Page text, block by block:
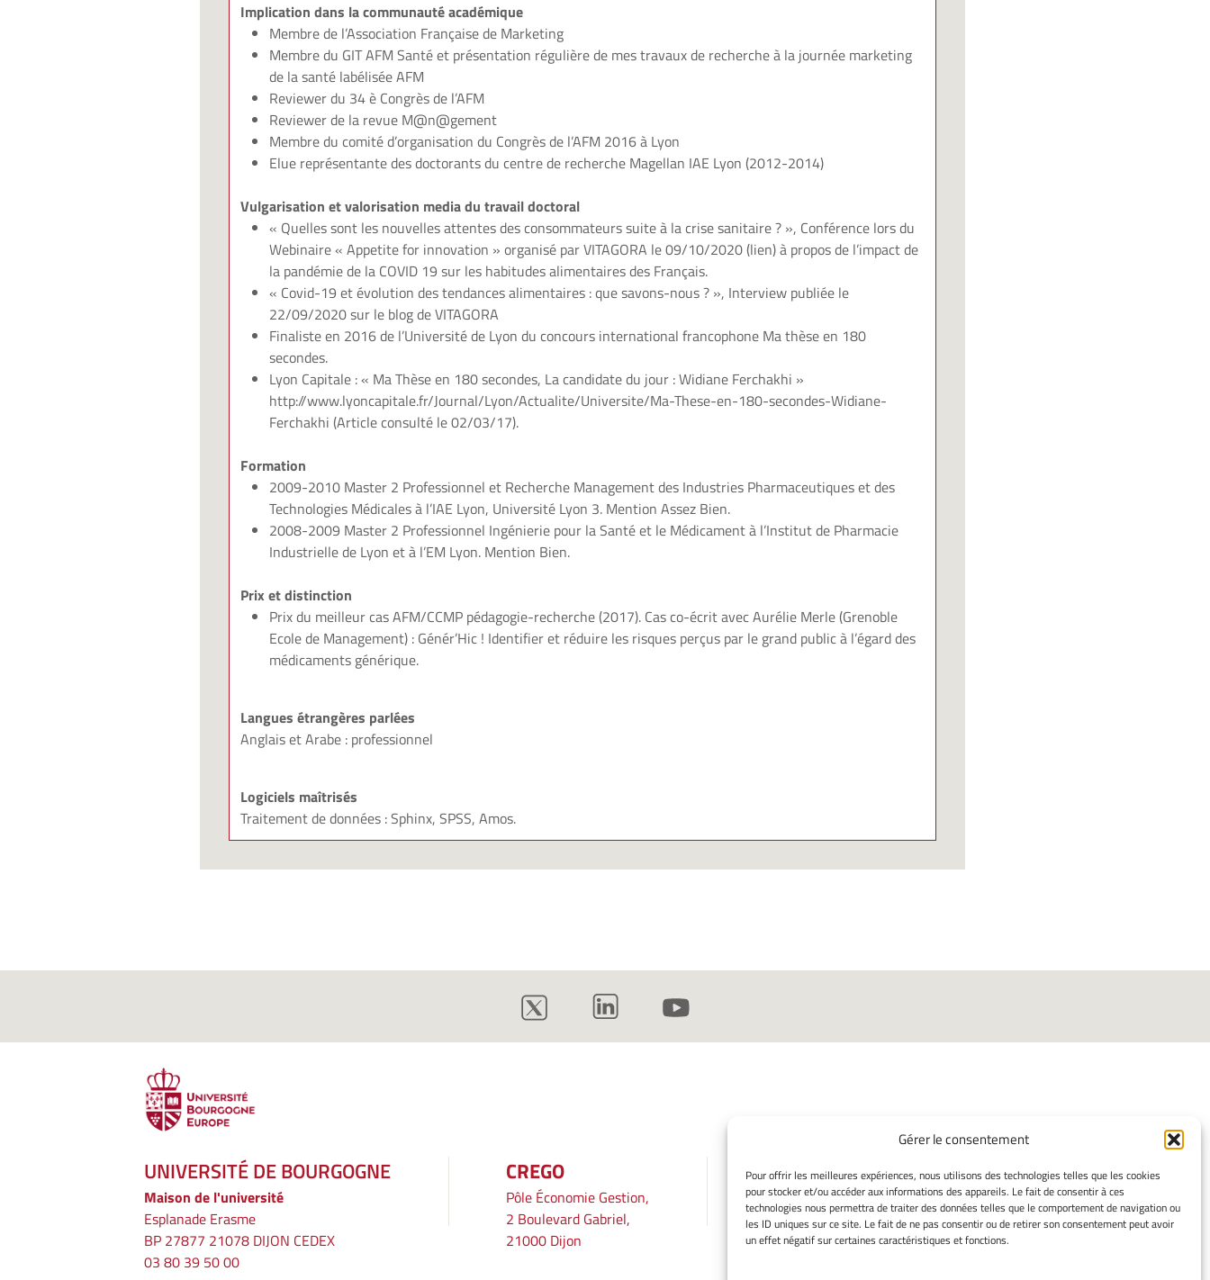
Gérer le consentement
Pour offrir les meilleures expériences, nous utilisons des technologies telles que les cookies
pour stocker et/ou accéder aux informations des appareils. Le fait de consentir à ces
technologies nous permettra de traiter des données telles que le comportement de navigation ou
les ID uniques sur ce site. Le fait de ne pas consentir ou de retirer son consentement peut avoir
un effet négatif sur certaines caractéristiques et fonctions.
Implication dans la communauté académique
Membre de l’Association Française de Marketing
Membre du GIT AFM Santé et présentation régulière de mes travaux de recherche à la journée marketing
de la santé labélisée AFM
Reviewer du 34 è Congrès de l’AFM
Reviewer de la revue M@n@gement
Membre du comité d’organisation du Congrès de l’AFM 2016 à Lyon
Elue représentante des doctorants du centre de recherche Magellan IAE Lyon (2012-2014)
Vulgarisation et valorisation media du travail doctoral
« Quelles sont les nouvelles attentes des consommateurs suite à la crise sanitaire ? », Conférence lors du
Webinaire « Appetite for innovation » organisé par VITAGORA le 09/10/2020 (lien) à propos de l’impact de
la pandémie de la COVID 19 sur les habitudes alimentaires des Français.
« Covid-19 et évolution des tendances alimentaires : que savons-nous ? », Interview publiée le
22/09/2020 sur le blog deVITAGORA
Finaliste en 2016 de l’Université de Lyon du concours international francophone Ma thèse en 180
secondes.
Lyon Capitale : « Ma Thèse en 180 secondes, La candidate du jour : Widiane Ferchakhi »
http://www.lyoncapitale.fr/Journal/Lyon/Actualite/Universite/Ma-These-en-180-secondes-Widiane-
Ferchakhi (Article consulté le 02/03/17).
Formation
2009-2010 Master 2 Professionnel et Recherche Management des Industries Pharmaceutiques et des
Technologies Médicales à l’IAE Lyon, Université Lyon 3. Mention Assez Bien.
2008-2009 Master 2 Professionnel Ingénierie pour la Santé et le Médicament à l’Institut de Pharmacie
Industrielle de Lyon et à l’EM Lyon. Mention Bien.
Prix et distinction
Prix du meilleur cas AFM/CCMP pédagogie-recherche (2017). Cas co-écrit avec Aurélie Merle (Grenoble
Ecole de Management) : Génér’Hic ! Identifier et réduire les risques perçus par le grand public à l’égard des
médicaments générique.
Langues étrangères parlées
Anglais et Arabe : professionnel
Logiciels maîtrisés
Traitement de données : Sphinx, SPSS, Amos.
UNIVERSITÉ DE BOURGOGNE
Maison de l'université
Esplanade Erasme
BP 27877 21078 DIJON CEDEX
03 80 39 50 00
CREGO
Pôle Économie Gestion,
2 Boulevard Gabriel,
21000 Dijon
INFORMATIONS LÉGALES
Mentions légales
Gérer mes cookies
Avertissement